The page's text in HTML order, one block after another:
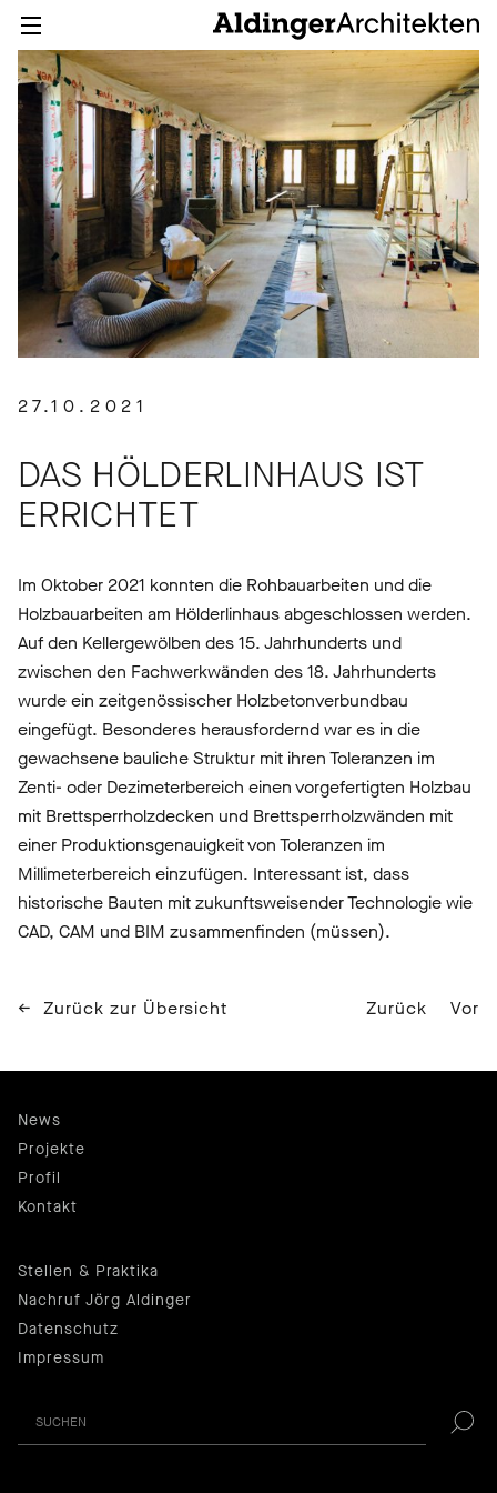
27.10.2021
DAS HÖLDERLINHAUS IST
ERRICHTET
Im Oktober 2021 konnten die Rohbauarbeiten und die
Holzbauarbeiten am Hölderlinhaus abgeschlossen werden.
Auf den Kellergewölben des 15. Jahrhunderts und
zwischen den Fachwerkwänden des 18. Jahrhunderts
wurde ein zeitgenössischer Holzbetonverbundbau
eingefügt. Besonderes herausfordernd war es in die
gewachsene bauliche Struktur mit ihren Toleranzen im
Zenti- oder Dezimeterbereich einen vorgefertigten Holzbau
mit Brettsperrholzdecken und Brettsperrholzwänden mit
einer Produktionsgenauigkeit von Toleranzen im
Millimeterbereich einzufügen. Interessant ist, dass
historische Bauten mit zukunftsweisender Technologie wie
CAD, CAM und BIM zusammenfinden (müssen).
Zurück zur Übersicht Zurück Vor
News
Projekte
Profil
Kontakt
Stellen & Praktika
Nachruf Jörg Aldinger
Datenschutz
Impressum